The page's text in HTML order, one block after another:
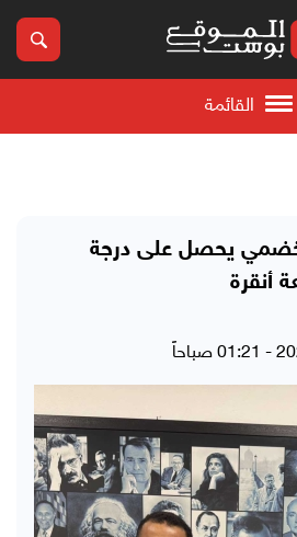
القائمة
يحصل على درجة
أنقرة